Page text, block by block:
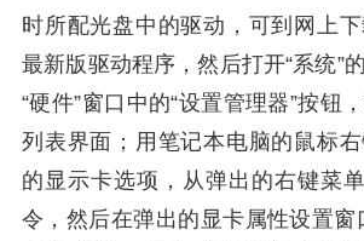
时所配光盘中的驱动，可到网上
最新版驱动程序，然后打开“系统”
“硬件”窗口中的“设置管理器”按钮
列表界面；用笔记本电脑的鼠标
的显示卡选项，从弹出的右键菜
令，然后在弹出的显卡属性设置窗